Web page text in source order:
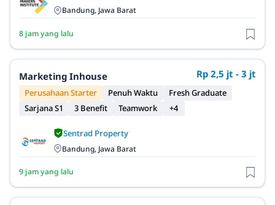
Bandung, Jawa Barat
8 jam yang lalu
Marketing Inhouse Rp 2,5 jt - 3 jt
Perusahaan Starter Penuh Waktu
Fresh Graduate
Sarjana S1
3 Benefit Teamwork +4
Sentrad Property
Bandung, Jawa Barat
9 jam yang lalu